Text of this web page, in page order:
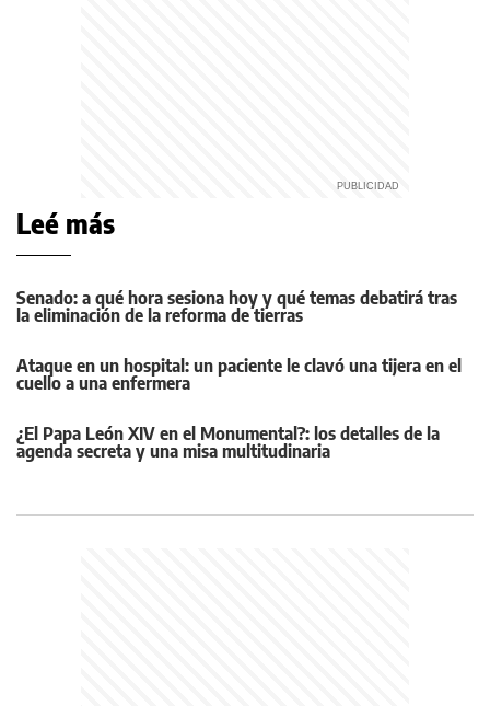
Leé más
Senado: a qué hora sesiona hoy y qué temas debatirá tras
la eliminación de la reforma de tierras
Ataque en un hospital: un paciente le clavó una tijera en el
cuello a una enfermera
¿El Papa León XIV en el Monumental?: los detalles de la
agenda secreta y una misa multitudinaria